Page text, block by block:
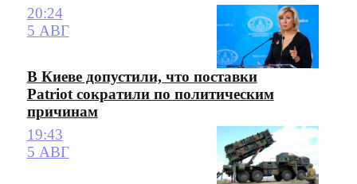
20:24
5 АВГ
В Киеве допустили, что поставки
Patriot сократили по политическим
причинам
19:43
5 АВГ